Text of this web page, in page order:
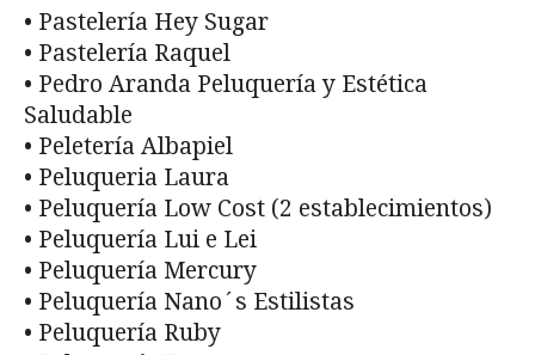
• Pastelería Hey Sugar
• Pastelería Raquel
• Pedro Aranda Peluquería y Estética
Saludable
• Peletería Albapiel
• Peluqueria Laura
• Peluquería Low Cost (2 establecimientos)
• Peluquería Lui e Lei
• Peluquería Mercury
• Peluquería Nano´s Estilistas
• Peluquería Ruby